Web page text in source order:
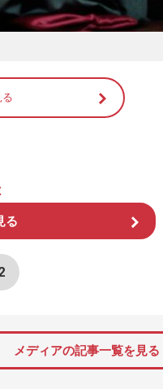
る
メディアの記事一覧を見る